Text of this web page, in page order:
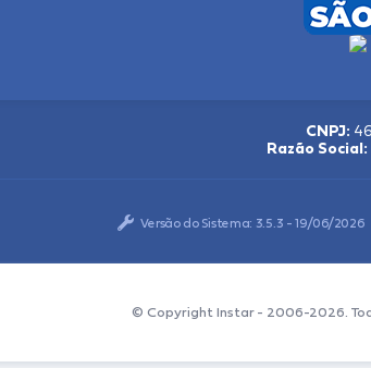
CNPJ:
Razão Social:
Versão do Sistema: 3.5.3 - 19/06/2026
© Copyright Instar - 2006-2026.